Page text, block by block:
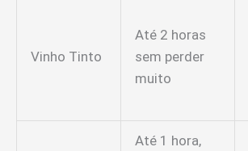
Vinho Tinto
Até 2 horas
sem perder
muito
Até 1 hora,